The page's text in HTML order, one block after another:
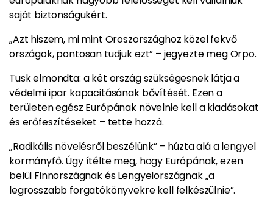
saját biztonságukért.
„Azt hiszem, mi mint Oroszországhoz közel fekvő
országok, pontosan tudjuk ezt” – jegyezte meg Orpo.
Tusk elmondta: a két ország szükségesnek látja a
védelmi ipar kapacitásának bővítését. Ezen a
területen egész Európának növelnie kell a kiadásokat
és erőfeszítéseket – tette hozzá.
„Radikális növelésről beszélünk” – húzta alá a lengyel
kormányfő. Úgy ítélte meg, hogy Európának, ezen
belül Finnországnak és Lengyelországnak „a
legrosszabb forgatókönyvekre kell felkészülnie”.